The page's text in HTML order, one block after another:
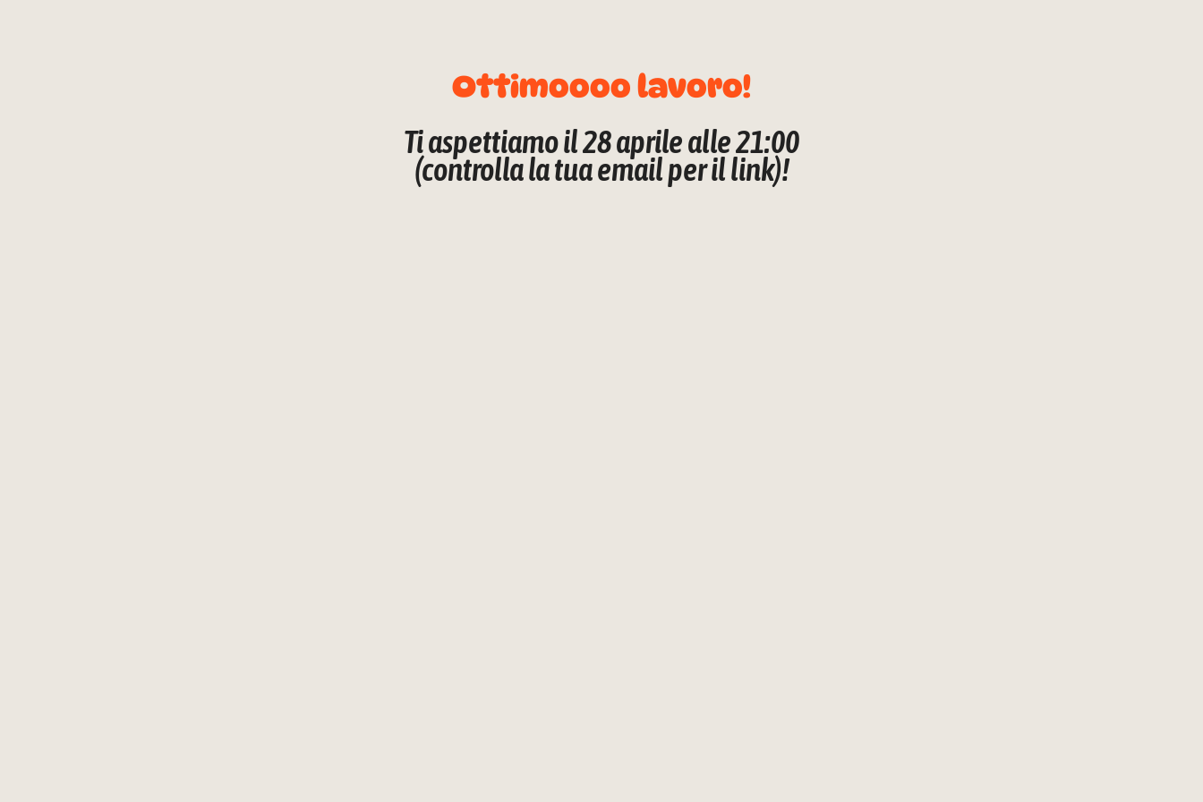
Ottimoooo lavoro!
Ti aspettiamo il 28 aprile alle 21:00
(controlla la tua email per il link)!